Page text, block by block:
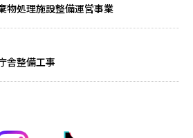
物処理施設整備運営事業
舎整備工事